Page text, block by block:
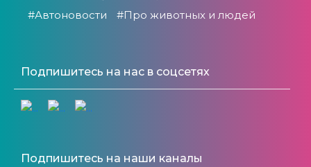
#Автоновости
#Про животных и людей
Подпишитесь на нас в соцсетях
Подпишитесь на наши каналы